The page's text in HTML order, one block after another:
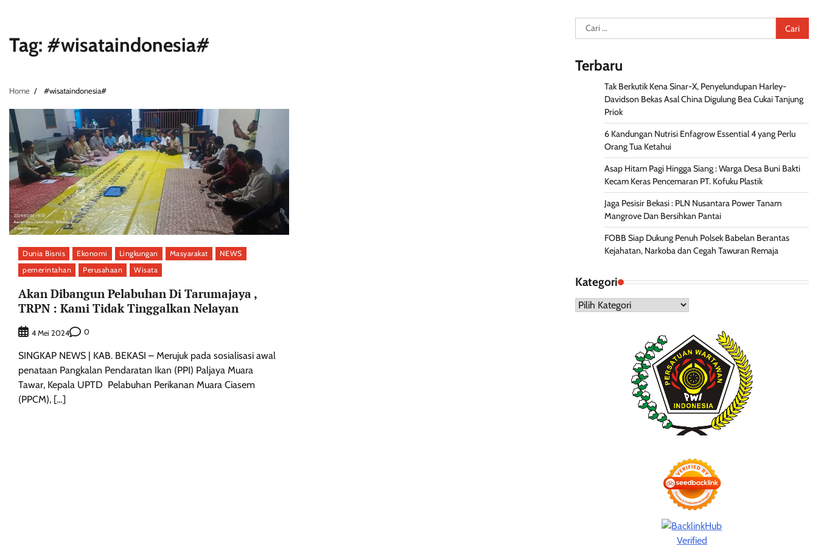
Tag: #wisataindonesia#
Home #wisataindonesia#
Dunia Bisnis Ekonomi Lingkungan Masyarakat
NEWS
pemerintahan
Perusahaan Wisata
Akan Dibangun Pelabuhan Di Tarumajaya ,
TRPN : Kami Tidak Tinggalkan Nelayan
4 Mei 2024 0
SINGKAP NEWS | KAB. BEKASI – Merujuk pada sosialisasi awal
penataan Pangkalan Pendaratan Ikan (PPI) Paljaya Muara
Tawar, Kepala UPTD Pelabuhan Perikanan Muara Ciasem
(PPCM), […]
Cari
untuk:
Terbaru
Tak Berkutik Kena Sinar-X, Penyelundupan Harley-
Davidson Bekas Asal China Digulung Bea Cukai Tanjung
Priok
6 Kandungan Nutrisi Enfagrow Essential 4 yang Perlu
Orang Tua Ketahui
Asap Hitam Pagi Hingga Siang : Warga Desa Buni Bakti
Kecam Keras Pencemaran PT. Kofuku Plastik
Jaga Pesisir Bekasi : PLN Nusantara Power Tanam
Mangrove Dan Bersihkan Pantai
FOBB Siap Dukung Penuh Polsek Babelan Berantas
Kejahatan, Narkoba dan Cegah Tawuran Remaja
Kategori
Kategori